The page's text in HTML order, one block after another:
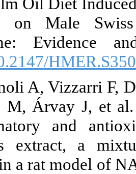
Disease
Medicine:
[
21. Vornoli A,
Palazzo M,
aqueous
leaves, in a